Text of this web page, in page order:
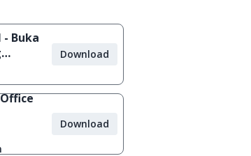
- Buka
Download
Download